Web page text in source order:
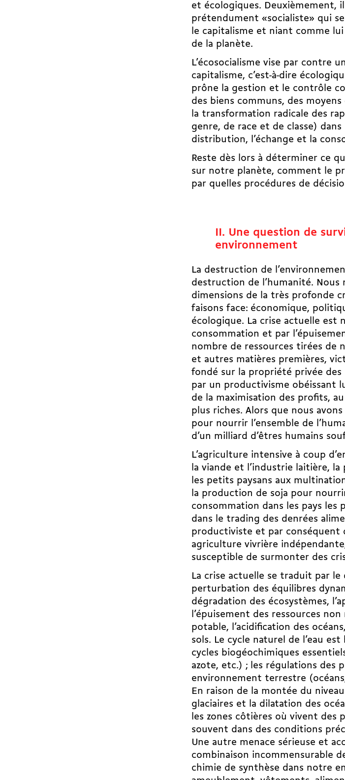
et écologiques. Deuxièmement,
prétendument «socialiste» qui
le capitalisme et niant comme
de la planète.
L’écosocialisme vise par contre
capitalisme, c’est-à-dire
prône la gestion et le contrôle
des biens communs, des
la transformation radicale des
genre, de race et de classe)
distribution, l’échange et la
Reste dès lors à déterminer ce
sur notre planète, comment le
par quelles procédures de
II. Une question de
environnement
La destruction de
destruction de l’humanité. Nous
dimensions de la très profonde
faisons face: économique,
écologique. La crise actuelle est
consommation et par
nombre de ressources tirées de
et autres matières premières,
fondé sur la propriété privée
par un productivisme obéissant
de la maximisation des profits,
plus riches. Alors que nous
pour nourrir l’ensemble de
d’un milliard d’êtres humains
L’agriculture intensive à coup
la viande et l’industrie laitière,
les petits paysans aux
la production de soja pour
consommation dans les pays les
dans le trading des denrées
productiviste et par conséquent
agriculture vivrière
susceptible de surmonter des
La crise actuelle se traduit par
perturbation des équilibres
dégradation des écosystèmes,
l’épuisement des ressources
potable, l’acidification des
sols. Le cycle naturel de l’eau
cycles biogéochimiques
azote, etc.) ; les régulations des
environnement terrestre
En raison de la montée du
glaciaires et la dilatation des
les zones côtières où vivent des
souvent dans des conditions
Une autre menace sérieuse et
combinaison incommensurable
chimie de synthèse dans notre